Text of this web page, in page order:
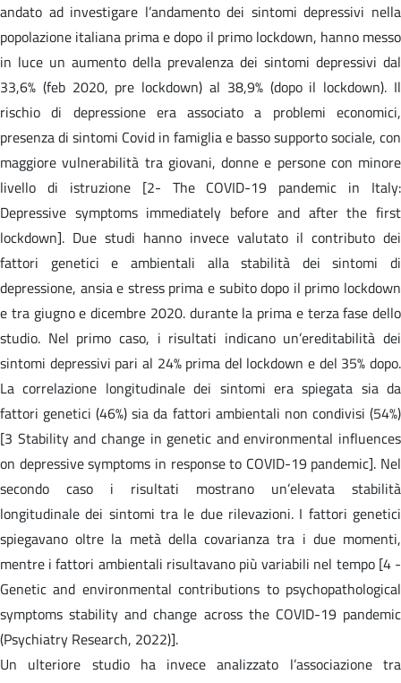
andato ad investigare l’andamento dei sintomi depressivi nella
popolazione italiana prima e dopo il primo lockdown, hanno messo
in luce un aumento della prevalenza dei sintomi depressivi dal
33,6% (feb 2020, pre lockdown) al 38,9% (dopo il lockdown). Il
rischio di depressione era associato a problemi economici,
presenza di sintomi Covid in famiglia e basso supporto sociale, con
maggiore vulnerabilità tra giovani, donne e persone con minore
livello di istruzione [2- The COVID-19 pandemic in Italy:
Depressive symptoms immediately before and after the first
lockdown]. Due studi hanno invece valutato il contributo dei
fattori genetici e ambientali alla stabilità dei sintomi di
depressione, ansia e stress prima e subito dopo il primo lockdown
e tra giugno e dicembre 2020. durante la prima e terza fase dello
studio. Nel primo caso, i risultati indicano un’ereditabilità dei
sintomi depressivi pari al 24% prima del lockdown e del 35% dopo.
La correlazione longitudinale dei sintomi era spiegata sia da
fattori genetici (46%) sia da fattori ambientali non condivisi (54%)
[3 Stability and change in genetic and environmental influences
on depressive symptoms in response to COVID-19 pandemic]. Nel
secondo caso i risultati mostrano un’elevata stabilità
longitudinale dei sintomi tra le due rilevazioni. I fattori genetici
spiegavano oltre la metà della covarianza tra i due momenti,
mentre i fattori ambientali risultavano più variabili nel tempo [4 -
Genetic and environmental contributions to psychopathological
symptoms stability and change across the COVID-19 pandemic
(Psychiatry Research, 2022)].
Un ulteriore studio ha invece analizzato l’associazione tra